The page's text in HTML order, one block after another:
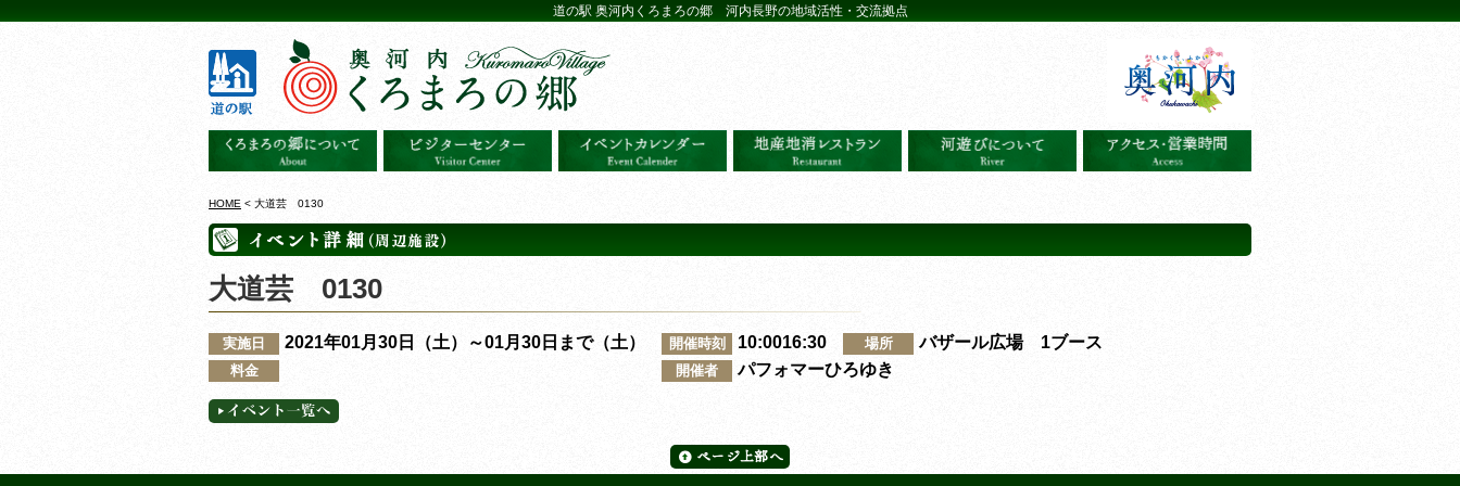
道の駅 奥河内くろまろの郷 河内長野の地域活性・交流拠点
HOME < 大道芸 0130
大道芸 0130
実施日 2021年01月30日（土）～01月30日まで（土） 開催時刻 10:0016:30 場所 バザール広場 1ブース
料金 開催者 パフォマーひろゆき